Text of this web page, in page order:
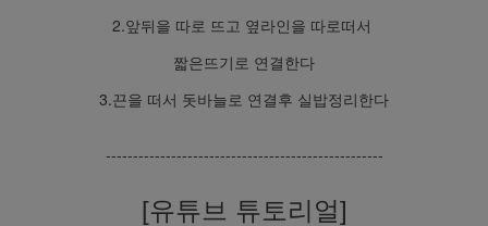
2.앞뒤을 따로 뜨고 옆라인을 따로떠서
짧은뜨기로 연결한다
3.끈을 떠서 돗바늘로 연결후 실밥정리한다
---------------------------------------------------
[유튜브 튜토리얼]